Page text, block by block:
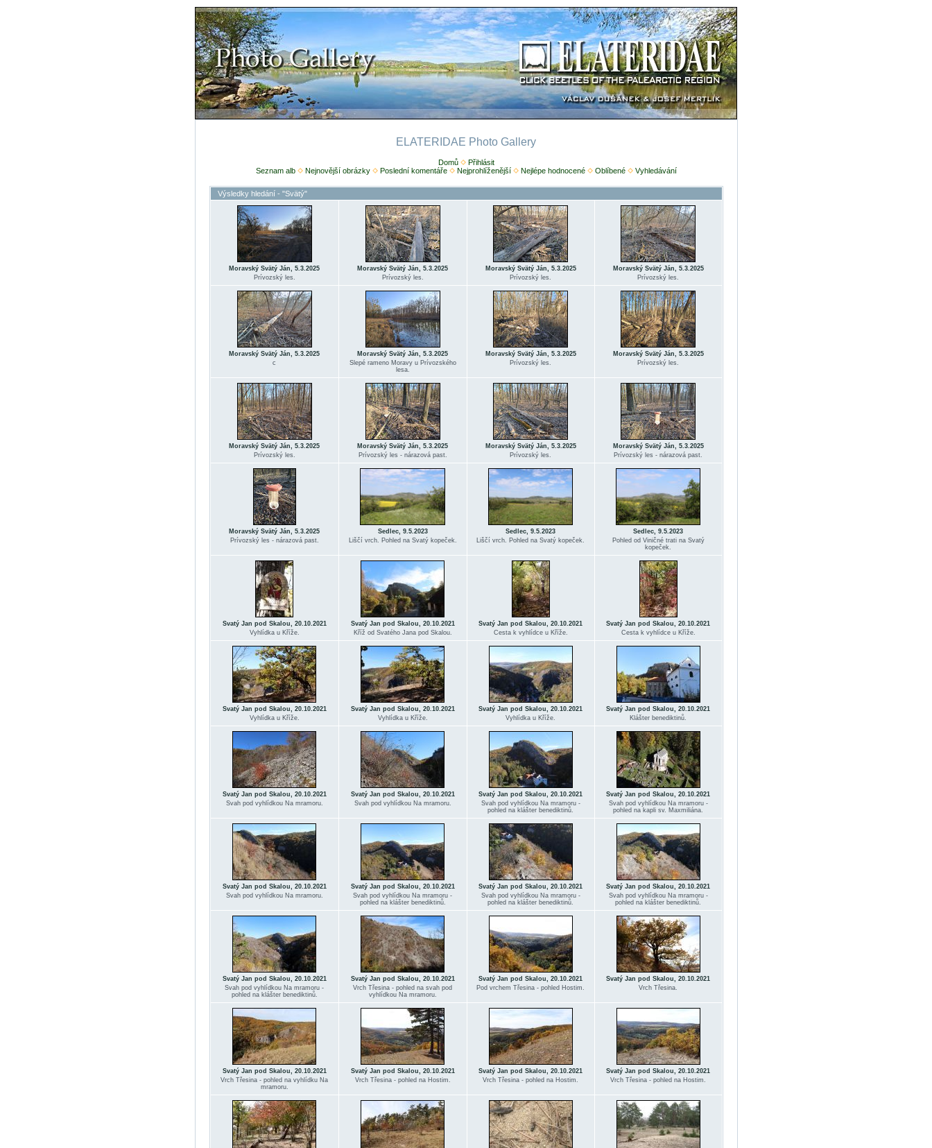
ELATERIDAE Photo Gallery
Domů
Přihlásit
Seznam alb
Nejnovější obrázky Poslední komentáře Nejprohlíženější Nejlépe hodnocené Oblíbené Vyhledávání
Výsledky hledání - "Svätý"
Moravský Svätý Ján, 5.3.2025
Prívozský les.
Moravský Svätý Ján, 5.3.2025
Prívozský les.
Moravský Svätý Ján, 5.3.2025
Prívozský les.
Moravský Svätý Ján, 5.3.2025
Prívozský les.
Moravský Svätý Ján, 5.3.2025
c
Moravský Svätý Ján, 5.3.2025
Slepé rameno Moravy u Prívozského
lesa.
Moravský Svätý Ján, 5.3.2025
Prívozský les.
Moravský Svätý Ján, 5.3.2025
Prívozský les.
Moravský Svätý Ján, 5.3.2025
Prívozský les.
Moravský Svätý Ján, 5.3.2025
Prívozský les - nárazová past.
Moravský Svätý Ján, 5.3.2025
Prívozský les.
Moravský Svätý Ján, 5.3.2025
Prívozský les - nárazová past.
Moravský Svätý Ján, 5.3.2025
Prívozský les - nárazová past.
Sedlec, 9.5.2023
Liščí vrch. Pohled na Svatý kopeček.
Sedlec, 9.5.2023
Liščí vrch. Pohled na Svatý kopeček.
Sedlec, 9.5.2023
Pohled od Viničné trati na Svatý
kopeček.
Svatý Jan pod Skalou, 20.10.2021
Vyhlídka u Kříže.
Svatý Jan pod Skalou, 20.10.2021
Kříž od Svatého Jana pod Skalou.
Svatý Jan pod Skalou, 20.10.2021
Cesta k vyhlídce u Kříže.
Svatý Jan pod Skalou, 20.10.2021
Cesta k vyhlídce u Kříže.
Svatý Jan pod Skalou, 20.10.2021
Vyhlídka u Kříže.
Svatý Jan pod Skalou, 20.10.2021
Vyhlídka u Kříže.
Svatý Jan pod Skalou, 20.10.2021
Vyhlídka u Kříže.
Svatý Jan pod Skalou, 20.10.2021
Klášter benediktinů.
Svatý Jan pod Skalou, 20.10.2021
Svah pod vyhlídkou Na mramoru.
Svatý Jan pod Skalou, 20.10.2021
Svah pod vyhlídkou Na mramoru.
Svatý Jan pod Skalou, 20.10.2021
Svah pod vyhlídkou Na mramoru -
pohled na klášter benediktinů.
Svatý Jan pod Skalou, 20.10.2021
Svah pod vyhlídkou Na mramoru -
pohled na kapli sv. Maxmiliána.
Svatý Jan pod Skalou, 20.10.2021
Svah pod vyhlídkou Na mramoru.
Svatý Jan pod Skalou, 20.10.2021
Svah pod vyhlídkou Na mramoru -
pohled na klášter benediktinů.
Svatý Jan pod Skalou, 20.10.2021
Svah pod vyhlídkou Na mramoru -
pohled na klášter benediktinů.
Svatý Jan pod Skalou, 20.10.2021
Svah pod vyhlídkou Na mramoru -
pohled na klášter benediktinů.
Svatý Jan pod Skalou, 20.10.2021
Svah pod vyhlídkou Na mramoru -
pohled na klášter benediktinů.
Svatý Jan pod Skalou, 20.10.2021
Vrch Třesina - pohled na svah pod
vyhlídkou Na mramoru.
Svatý Jan pod Skalou, 20.10.2021
Pod vrchem Třesina - pohled Hostim.
Svatý Jan pod Skalou, 20.10.2021
Vrch Třesina.
Svatý Jan pod Skalou, 20.10.2021
Vrch Třesina - pohled na vyhlídku Na
mramoru.
Svatý Jan pod Skalou, 20.10.2021
Vrch Třesina - pohled na Hostim.
Svatý Jan pod Skalou, 20.10.2021
Vrch Třesina - pohled na Hostim.
Svatý Jan pod Skalou, 20.10.2021
Vrch Třesina - pohled na Hostim.